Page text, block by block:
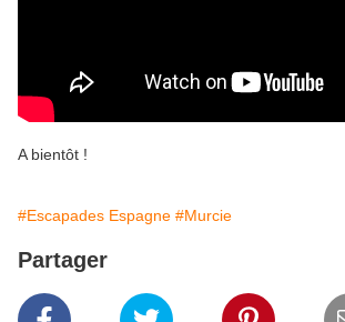
A bientôt !
#Escapades Espagne #Murcie
Partager